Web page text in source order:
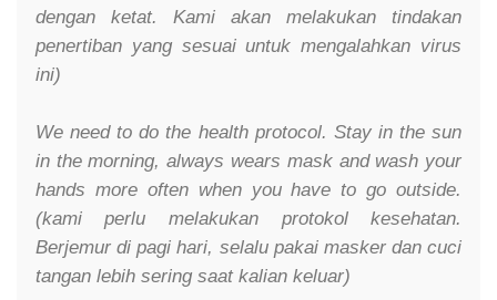
dengan ketat. Kami akan melakukan tindakan
penertiban yang sesuai untuk mengalahkan virus
ini)
We need to do the health protocol. Stay in the sun
in the morning, always wears mask and wash your
hands more often when you have to go outside.
(kami perlu melakukan protokol kesehatan.
Berjemur di pagi hari, selalu pakai masker dan cuci
tangan lebih sering saat kalian keluar)